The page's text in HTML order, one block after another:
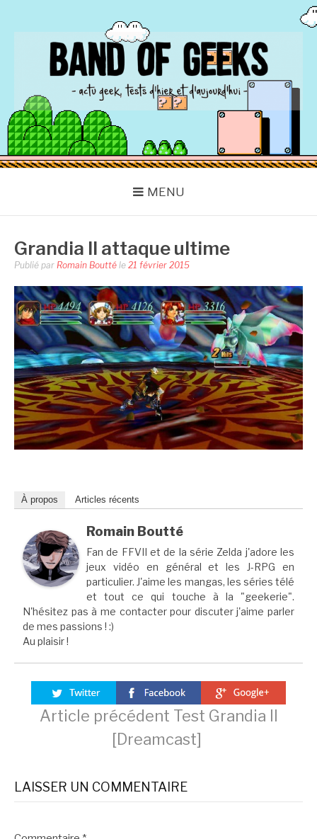
BAND OF GEEKS
Actu Geek d'hier et d'aujourd'hui
MENU
Grandia II attaque ultime
Publié par Romain Boutté le 21 février 2015
À propos Articles récents
Romain Boutté
Fan de FFVII et de la série Zelda j'adore les
jeux vidéo en général et les J-RPG en
particulier. J'aime les mangas, les séries télé
et tout ce qui touche à la "geekerie".
N'hésitez pas à me contacter pour discuter j'aime parler
de mes passions ! :)
Au plaisir !
Lire
la
suite
Article précédent Test Grandia II
[Dreamcast]
LAISSER UN COMMENTAIRE